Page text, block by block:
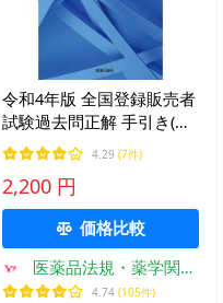
令和4年版 全国登録販売者
試験過去問正解 手引き(令
和4年3月)対応版
4.29 (7件)
2,200 円
価格比較
医薬品法規・薬学関係
書籍のドーモ
4.74 (105件)